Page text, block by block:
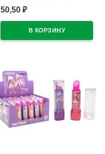
ПРОСТО БЕЛЫЙ (JUST
каучуковый держатель,
синий, 0,5мм, масло
50,50 ₽